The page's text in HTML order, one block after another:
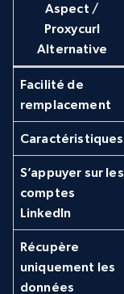
Aspect /
Proxycurl
Alternative
Facilité de
remplacement
Caractéristiques
S’appuyer sur les
comptes
LinkedIn
Récupère
uniquement les
données